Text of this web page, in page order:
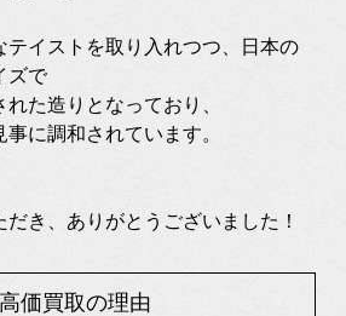
テイストを取り入れつつ、日本の
ズで
た造りとなっており、
に調和されています。
き、ありがとうございました！
高価買取の理由